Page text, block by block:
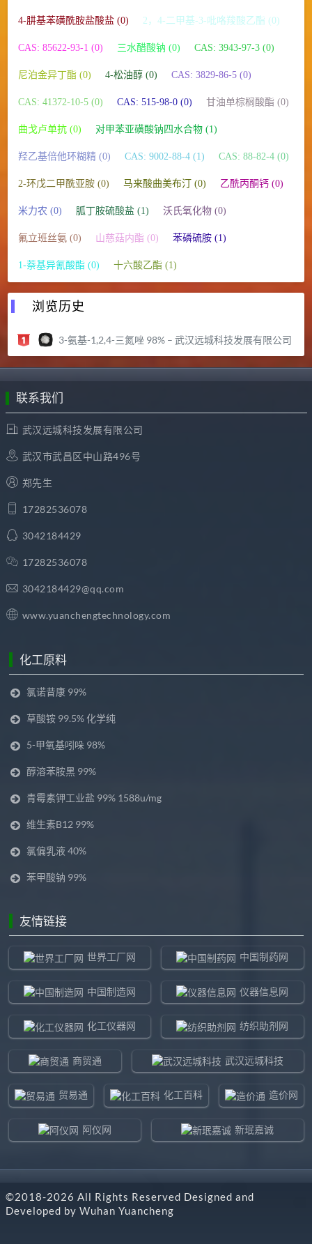
4-肼基苯磺酰胺盐酸盐 (0) 2，4-二甲基-3-吡咯羧酸乙酯 (0)
CAS: 85622-93-1 (0) 三水醋酸钠 (0) CAS: 3943-97-3 (0)
尼泊金异丁酯 (0) 4-松油醇 (0) CAS: 3829-86-5 (0)
CAS: 41372-10-5 (0) CAS: 515-98-0 (0) 甘油单棕榈酸酯 (0)
曲戈卢单抗 (0) 对甲苯亚磺酸钠四水合物 (1)
羟乙基倍他环糊精 (0) CAS: 9002-88-4 (1) CAS: 88-82-4 (0)
2-环戊二甲酰亚胺 (0) 马来酸曲美布汀 (0) 乙酰丙酮钙 (0)
米力农 (0) 胍丁胺硫酸盐 (1) 沃氏氧化物 (0)
氟立班丝氨 (0) 山慈菇内酯 (0) 苯磷硫胺 (1)
1-萘基异氰酸酯 (0) 十六酸乙酯 (1)
浏览历史
3-氨基-1,2,4-三氮唑 98% – 武汉远城科技发展有限公司
联系我们
武汉远城科技发展有限公司
武汉市武昌区中山路496号
郑先生
17282536078
3042184429
17282536078
3042184429@qq.com
www.yuanchengtechnology.com
化工原料
氯诺昔康 99%
草酸铵 99.5% 化学纯
5-甲氧基吲哚 98%
醇溶苯胺黑 99%
青霉素钾工业盐 99% 1588u/mg
维生素B12 99%
氯偏乳液 40%
苯甲酸钠 99%
友情链接
世界工厂网 中国制药网
中国制造网 仪器信息网
化工仪器网 纺织助剂网
商贸通 武汉远城科技
贸易通 化工百科 造价网
阿仪网 新珉嘉诚
东北制造网 药智通
©2018-2026 All Rights Reserved Designed and
Developed by Wuhan Yuancheng